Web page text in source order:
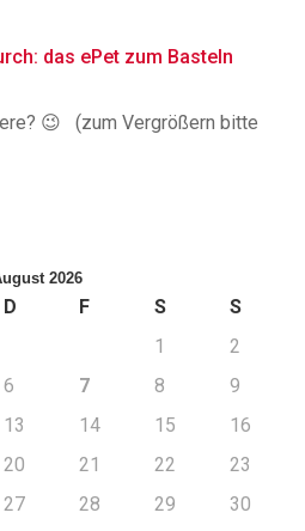
das ePet zum Basteln
😉 (zum Vergrößern bitte
2026
D F S
S
1
2
6 7 8
9
13 14 15
16
20 21 22
23
27 28 29
30